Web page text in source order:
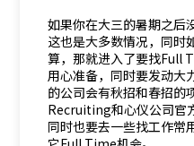
如果你在大三的暑期之后
这也是大多数情况，同时
算，那就进入了要找Full
用心准备，同时要发动
的公司会有秋招和春招的
Recruiting和心仪公司官
同时也要去一些找工作